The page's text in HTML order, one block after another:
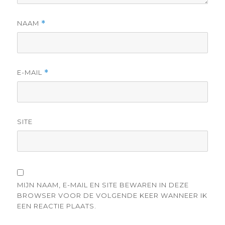
NAAM *
E-MAIL *
SITE
MIJN NAAM, E-MAIL EN SITE BEWAREN IN DEZE
BROWSER VOOR DE VOLGENDE KEER WANNEER IK
EEN REACTIE PLAATS.